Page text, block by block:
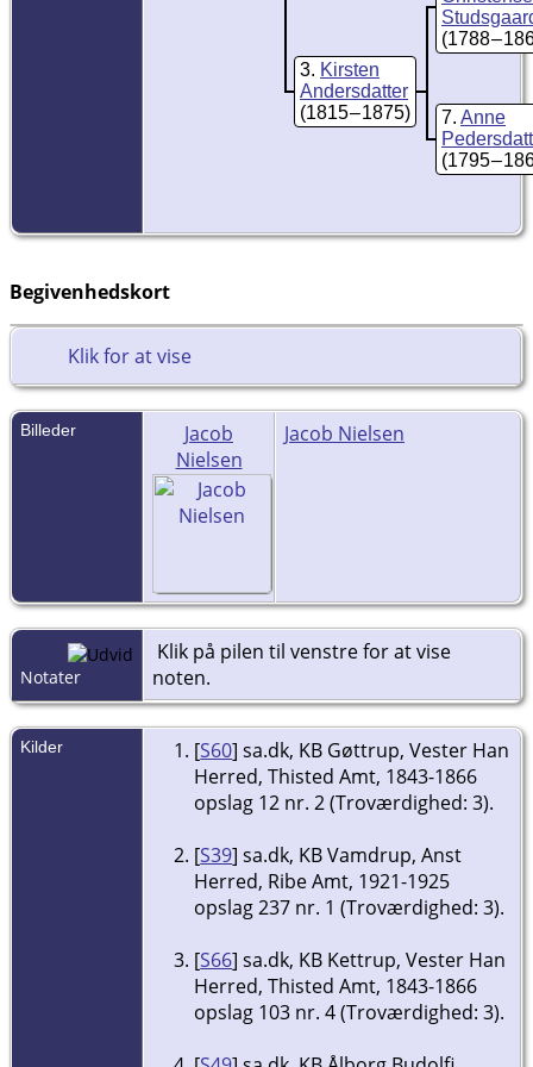
3 Kirsten
Andersdatter
(1815 – 1875)
(1788 –
7 Anne
(1795 –
Begivenhedskort
Klik for at vise
Billeder
Jacob
Nielsen
Jacob Nielsen
Notater
Klik på pilen til venstre for at vise
noten.
Kilder [S60] sa.dk, KB Gøttrup, Vester Han
Herred, Thisted Amt, 1843-1866
opslag 12 nr. 2 (Troværdighed: 3).
[S39] sa.dk, KB Vamdrup, Anst
Herred, Ribe Amt, 1921-1925
opslag 237 nr. 1 (Troværdighed: 3).
[S66] sa.dk, KB Kettrup, Vester Han
Herred, Thisted Amt, 1843-1866
opslag 103 nr. 4 (Troværdighed: 3).